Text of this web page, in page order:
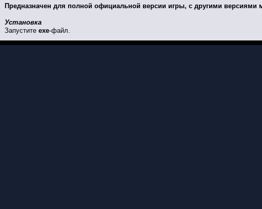
Предназначен для полной официальной версии игры, с другими версиями
Установка
Запустите ехе-файл.